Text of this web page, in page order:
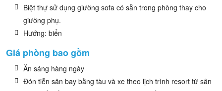
Biệt thự sử dụng giường sofa có sẵn trong phòng thay cho
giường phụ.
Hướng: biển
Giá phòng bao gồm
Ăn sáng hàng ngày
Đón tiễn sân bay bằng tàu và xe theo lịch trình resort từ sân